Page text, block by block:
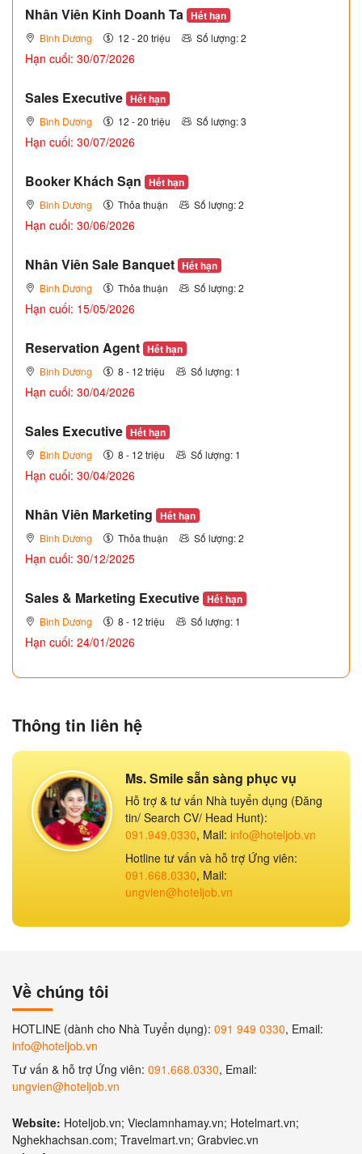
Nhân Viên Kinh Doanh Ta Hết hạn
Bình Dương 12 - 20 triệu Số lượng: 2
Hạn cuối: 30/07/2026
Sales Executive Hết hạn
Bình Dương 12 - 20 triệu Số lượng: 3
Hạn cuối: 30/07/2026
Booker Khách Sạn Hết hạn
Bình Dương Thỏa thuận Số lượng: 2
Hạn cuối: 30/06/2026
Nhân Viên Sale Banquet Hết hạn
Bình Dương Thỏa thuận Số lượng: 2
Hạn cuối: 15/05/2026
Reservation Agent Hết hạn
Bình Dương 8 - 12 triệu Số lượng: 1
Hạn cuối: 30/04/2026
Sales Executive Hết hạn
Bình Dương 8 - 12 triệu Số lượng: 1
Hạn cuối: 30/04/2026
Nhân Viên Marketing Hết hạn
Bình Dương Thỏa thuận Số lượng: 2
Hạn cuối: 30/12/2025
Sales & Marketing Executive Hết hạn
Bình Dương 8 - 12 triệu Số lượng: 1
Hạn cuối: 24/01/2026
Thông tin liên hệ
Ms. Smile sẵn sàng phục vụ
Hỗ trợ & tư vấn Nhà tuyển dụng (Đăng
tin/ Search CV/ Head Hunt):
091.949.0330, Mail: info@hoteljob.vn
Hotline tư vấn và hỗ trợ Ứng viên:
091.668.0330, Mail:
ungvien@hoteljob.vn
Về chúng tôi
HOTLINE (dành cho Nhà Tuyển dụng): 091 949 0330, Email:
info@hoteljob.vn
Tư vấn & hỗ trợ Ứng viên: 091.668.0330, Email:
ungvien@hoteljob.vn
Website: Hoteljob.vn; Vieclamnhamay.vn; Hotelmart.vn;
Nghekhachsan.com; Travelmart.vn; Grabviec.vn